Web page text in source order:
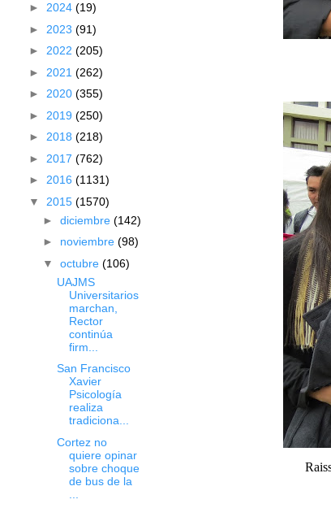
► 2024 (19)
► 2023 (91)
► 2022 (205)
► 2021 (262)
► 2020 (355)
► 2019 (250)
► 2018 (218)
► 2017 (762)
► 2016 (1131)
▼ 2015 (1570)
► diciembre (142)
► noviembre (98)
▼ octubre (106)
UAJMS
Universitarios
marchan,
Rector
continúa
firm...
San Francisco
Xavier
Psicología
realiza
tradiciona...
Cortez no
quiere opinar
sobre choque
de bus de la